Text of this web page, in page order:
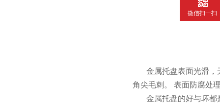
金属托盘表面光滑，无
角尖毛刺。 表面防腐处理
金属托盘的好与坏都
微信扫一扫